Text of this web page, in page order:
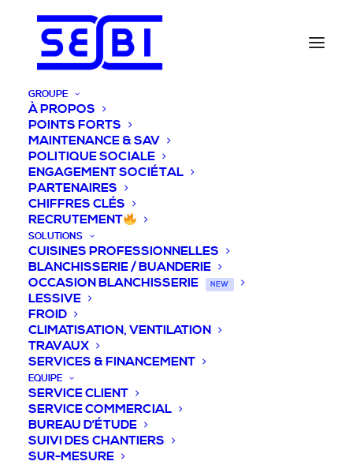
GROUPE
À PROPOS
POINTS FORTS
MAINTENANCE & SAV
POLITIQUE SOCIALE
ENGAGEMENT SOCIÉTAL
PARTENAIRES
CHIFFRES CLÉS
RECRUTEMENT
SOLUTIONS
CUISINES PROFESSIONNELLES
BLANCHISSERIE / BUANDERIE
OCCASION BLANCHISSERIE
NEW
LESSIVE
FROID
CLIMATISATION, VENTILATION
TRAVAUX
SERVICES & FINANCEMENT
EQUIPE
SERVICE CLIENT
SERVICE COMMERCIAL
BUREAU D’ÉTUDE
SUIVI DES CHANTIERS
SUR-MESURE